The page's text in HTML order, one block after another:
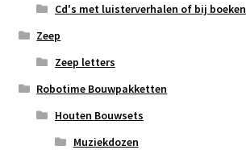
Cd's met luisterverhalen of bij boeken
Zeep
Zeep letters
Robotime Bouwpakketten
Houten Bouwsets
Muziekdozen